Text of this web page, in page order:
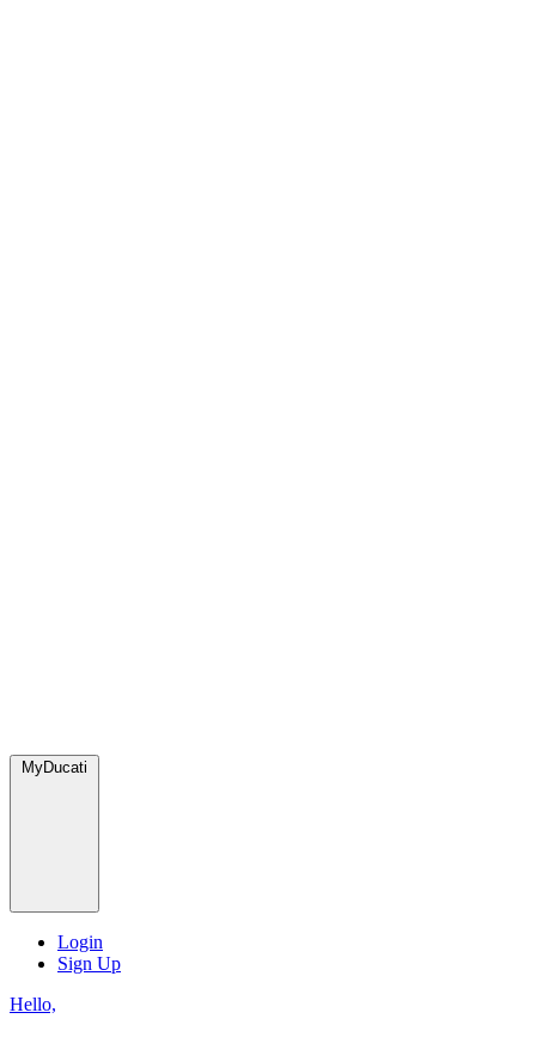
MyDucati
Login
Sign Up
Hello,